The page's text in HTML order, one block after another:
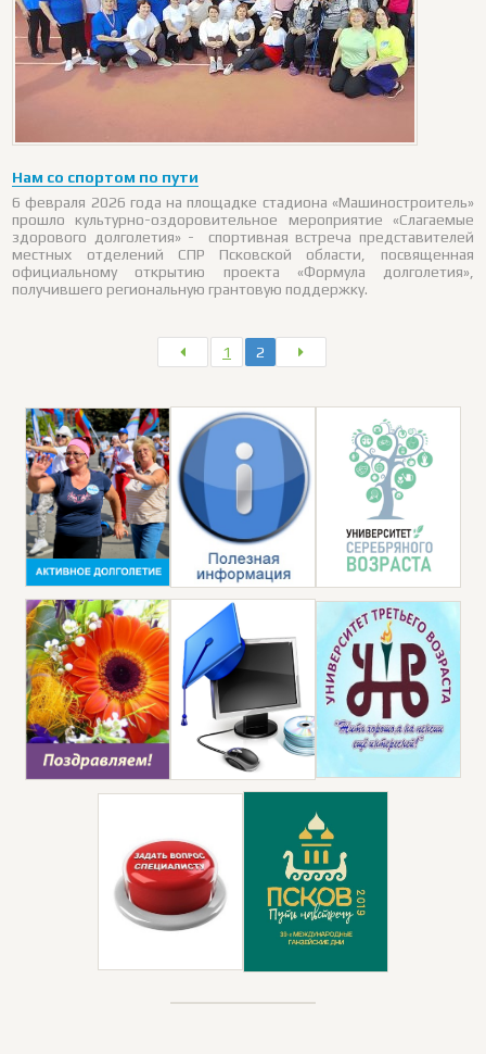
Нам со спортом по пути
6 февраля 2026 года на площадке стадиона «Машиностроитель»
прошло культурно-оздоровительное мероприятие «Слагаемые
здорового долголетия» - спортивная встреча представителей
местных отделений СПР Псковской области, посвященная
официальному открытию проекта «Формула долголетия»,
получившего региональную грантовую поддержку.
1 2